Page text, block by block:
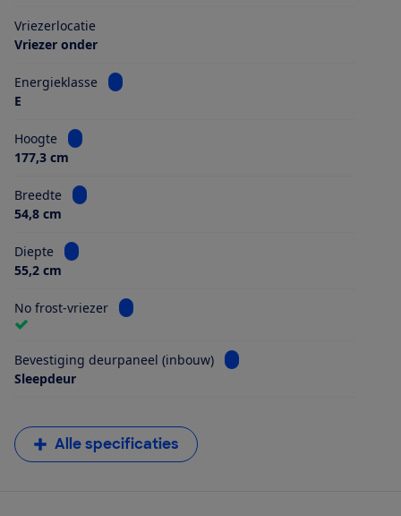
Vriezerlocatie
Vriezer onder
Energieklasse
Bekijk informatie voor Energieklasse
E
Hoogte
Bekijk informatie voor Hoogte
177,3 cm
Breedte
Bekijk informatie voor Breedte
54,8 cm
Diepte
Bekijk informatie voor Diepte
55,2 cm
No frost-vriezer Bekijk informatie voor No frost-vriezer
Bevestiging deurpaneel (inbouw)
Bekijk informatie voor
Sleepdeur
Alle specificaties